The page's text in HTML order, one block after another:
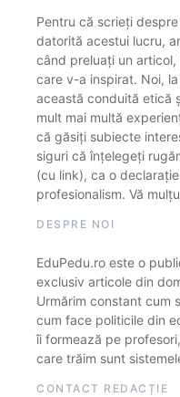
Pentru că scrieți
datorită acestui lucru,
când preluați un
care v-a inspirat. Noi,
această conduită etică
mult mai multă
că găsiți subiecte
siguri că înțelegeți
(cu link), ca o
profesionalism. Vă
DESPRE NOI
EduPedu.ro este o
exclusiv articole din
Urmărim constant cum
cum face politicile din
îi formează pe
care trăim sunt
CONTACT REDACȚIE